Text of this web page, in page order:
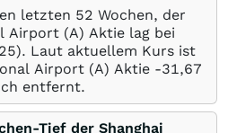
letzten 52 Wochen, der
Airport (A) Aktie lag bei
). Laut aktuellem Kurs ist
Airport (A) Aktie -31,67
entfernt.
Tief der Shanghai